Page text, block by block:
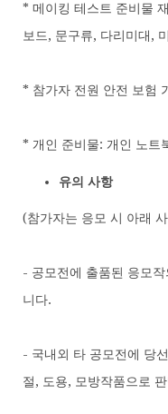
* 메이킹 테스트 준비물
보드, 문구류, 다리미대,
* 참가자 전원 안전 보험
* 개인 준비물: 개인 노트
유의 사항
(참가자는 응모 시 아래
- 공모전에 출품된 응모
니다.
- 국내외 타 공모전에 당
절, 도용, 모방작품으로